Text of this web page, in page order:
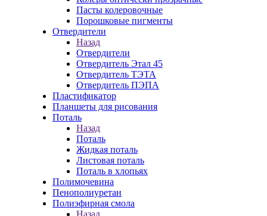
Пасты колеровочные
Порошковые пигменты
Отвердители
Назад
Отвердители
Отвердитель Этал 45
Отвердитель ТЭТА
Отвердитель ПЭПА
Пластификатор
Планшеты для рисования
Поталь
Назад
Поталь
Жидкая поталь
Листовая поталь
Поталь в хлопьях
Полимочевина
Пенополиуретан
Полиэфирная смола
Назад